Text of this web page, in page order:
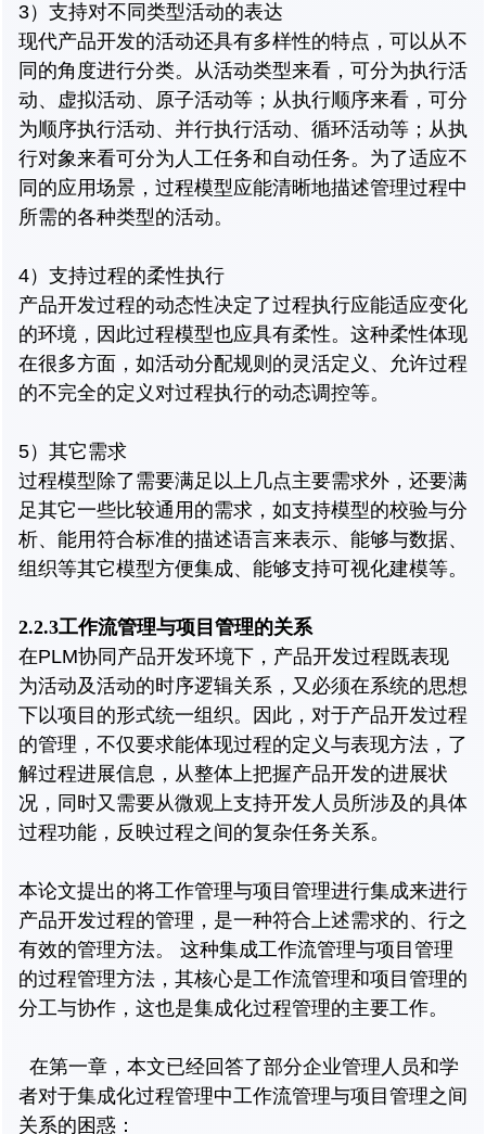
3）支持对不同类型活动的表达
现代产品开发的活动还具有多样性的特点，可以从不
同的角度进行分类。从活动类型来看，可分为执行活
动、虚拟活动、原子活动等；从执行顺序来看，可分
为顺序执行活动、并行执行活动、循环活动等；从执
行对象来看可分为人工任务和自动任务。为了适应不
同的应用场景，过程模型应能清晰地描述管理过程中
所需的各种类型的活动。
4）支持过程的柔性执行
产品开发过程的动态性决定了过程执行应能适应变化
的环境，因此过程模型也应具有柔性。这种柔性体现
在很多方面，如活动分配规则的灵活定义、允许过程
的不完全的定义对过程执行的动态调控等。
5）其它需求
过程模型除了需要满足以上几点主要需求外，还要满
足其它一些比较通用的需求，如支持模型的校验与分
析、能用符合标准的描述语言来表示、能够与数据、
组织等其它模型方便集成、能够支持可视化建模等。
2.2.3工作流管理与项目管理的关系
在PLM协同产品开发环境下，产品开发过程既表现
为活动及活动的时序逻辑关系，又必须在系统的思想
下以项目的形式统一组织。因此，对于产品开发过程
的管理，不仅要求能体现过程的定义与表现方法，了
解过程进展信息，从整体上把握产品开发的进展状
况，同时又需要从微观上支持开发人员所涉及的具体
过程功能，反映过程之间的复杂任务关系。
本论文提出的将工作管理与项目管理进行集成来进行
产品开发过程的管理，是一种符合上述需求的、行之
有效的管理方法。 这种集成工作流管理与项目管理
的过程管理方法，其核心是工作流管理和项目管理的
分工与协作，这也是集成化过程管理的主要工作。
在第一章，本文已经回答了部分企业管理人员和学
者对于集成化过程管理中工作流管理与项目管理之间
关系的困惑：